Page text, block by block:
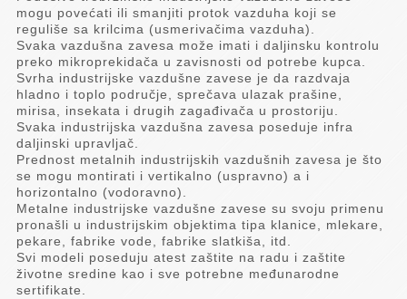
mogu povećati ili smanjiti protok vazduha koji se
reguliše sa krilcima (usmerivačima vazduha).
Svaka vazdušna zavesa može imati i daljinsku kontrolu
preko mikroprekidača u zavisnosti od potrebe kupca.
Svrha industrijske vazdušne zavese je da razdvaja
hladno i toplo područje, sprečava ulazak prašine,
mirisa, insekata i drugih zagađivača u prostoriju.
Svaka industrijska vazdušna zavesa poseduje infra
daljinski upravljač.
Prednost metalnih industrijskih vazdušnih zavesa je što
se mogu montirati i vertikalno (uspravno) a i
horizontalno (vodoravno).
Metalne industrijske vazdušne zavese su svoju primenu
pronašli u industrijskim objektima tipa klanice, mlekare,
pekare, fabrike vode, fabrike slatkiša, itd.
Svi modeli poseduju atest zaštite na radu i zaštite
životne sredine kao i sve potrebne međunarodne
sertifikate.